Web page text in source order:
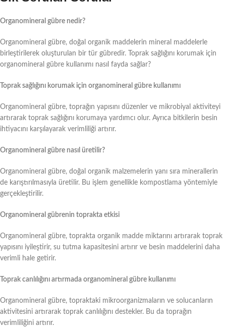
Organomineral gübre nedir?
Organomineral gübre, doğal organik maddelerin mineral maddelerle
birleştirilerek oluşturulan bir tür gübredir. Toprak sağlığını korumak için
organomineral gübre kullanımı nasıl fayda sağlar?
Toprak sağlığını korumak için organomineral gübre kullanımı
Organomineral gübre, toprağın yapısını düzenler ve mikrobiyal aktiviteyi
artırarak toprak sağlığını korumaya yardımcı olur. Ayrıca bitkilerin besin
ihtiyacını karşılayarak verimliliği artırır.
Organomineral gübre nasıl üretilir?
Organomineral gübre, doğal organik malzemelerin yanı sıra minerallerin
de karıştırılmasıyla üretilir. Bu işlem genellikle kompostlama yöntemiyle
gerçekleştirilir.
Organomineral gübrenin toprakta etkisi
Organomineral gübre, toprakta organik madde miktarını artırarak toprak
yapısını iyileştirir, su tutma kapasitesini artırır ve besin maddelerini daha
verimli hale getirir.
Toprak canlılığını artırmada organomineral gübre kullanımı
Organomineral gübre, topraktaki mikroorganizmaların ve solucanların
aktivitesini artırarak toprak canlılığını destekler. Bu da toprağın
verimliliğini artırır.